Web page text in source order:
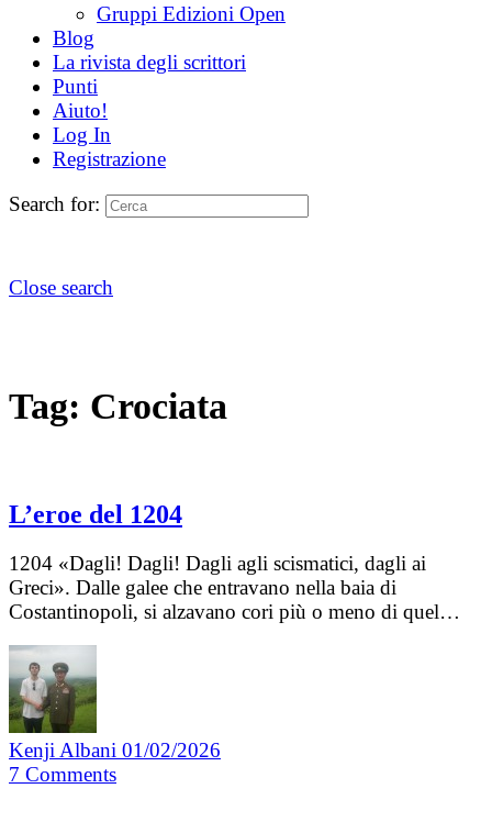
Gruppi Edizioni Open
Blog
La rivista degli scrittori
Punti
Aiuto!
Log In
Registrazione
Search for:
Close search
Tag: Crociata
L’eroe del 1204
1204 «Dagli! Dagli! Dagli agli scismatici, dagli ai
Greci». Dalle galee che entravano nella baia di
Costantinopoli, si alzavano cori più o meno di quel…
Kenji Albani 01/02/2026
7 Comments